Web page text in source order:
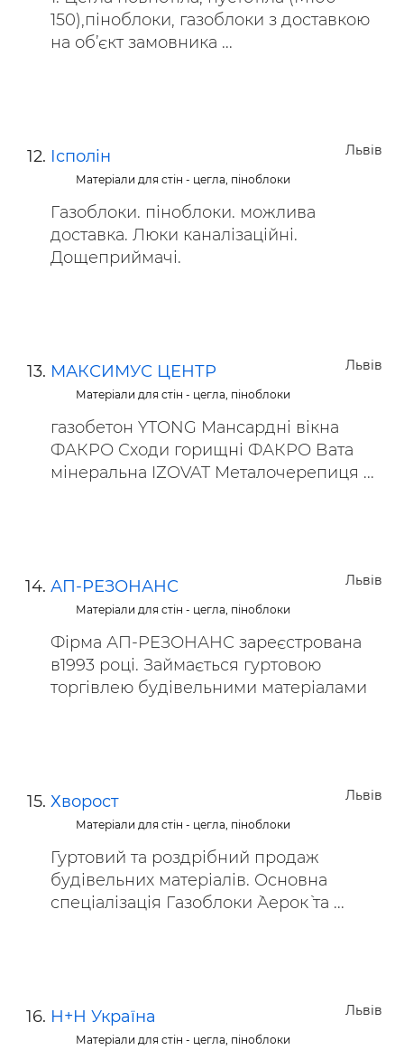
150),піноблоки, газоблоки з доставкою
на об’єкт замовника ...
Львів
Ісполін
Матеріали для стін - цегла, піноблоки
Газоблоки. піноблоки. можлива
доставка. Люки каналізаційні.
Дощеприймачі.
Львів
МАКСИМУС ЦЕНТР
Матеріали для стін - цегла, піноблоки
газобетон YTONG Мансардні вікна
ФАКРО Сходи горищні ФАКРО Вата
мінеральна IZOVAT Металочерепиця ...
Львів
АП-РЕЗОНАНС
Матеріали для стін - цегла, піноблоки
Фірма АП-РЕЗОНАНС зареєстрована
в1993 році. Займається гуртовою
торгівлею будівельними матеріалами
Львів
Хворост
Матеріали для стін - цегла, піноблоки
Гуртовий та роздрібний продаж
будівельних матеріалів. Основна
спеціалізація Газоблоки `Аерок` та ...
Львів
Н+Н Україна
Матеріали для стін - цегла, піноблоки